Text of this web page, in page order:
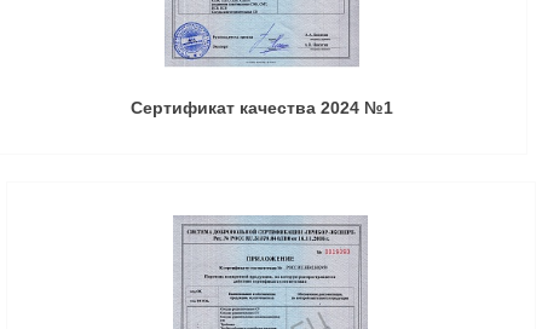
Сертификат качества 2024 №1